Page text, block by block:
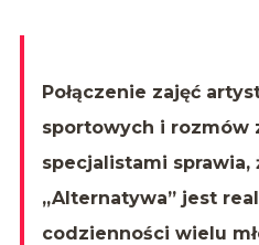
Połączenie zajęć
sportowych i rozmów
specjalistami sprawia,
„Alternatywa” jest
codzienności wielu